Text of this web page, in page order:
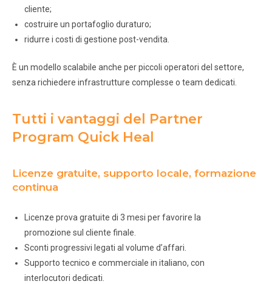
cliente;
costruire un portafoglio duraturo;
ridurre i costi di gestione post-vendita.
È un modello scalabile anche per piccoli operatori del settore,
senza richiedere infrastrutture complesse o team dedicati.
Tutti i vantaggi del Partner
Program Quick Heal
Licenze gratuite, supporto locale, formazione
continua
Licenze prova gratuite di 3 mesi per favorire la
promozione sul cliente finale.
Sconti progressivi legati al volume d’affari.
Supporto tecnico e commerciale in italiano, con
interlocutori dedicati.